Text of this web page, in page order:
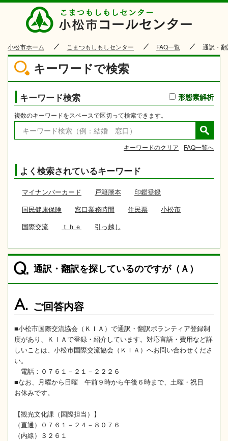
小松市ホーム こまつもしもしセンター FAQ一覧 通訳・
キーワードで検索
キーワード検索 形態素解析
複数のキーワードをスペースで区切って検索できます。
キーワードのクリア FAQ一覧へ
よく検索されているキーワード
マイナンバーカード 戸籍謄本
印鑑登録
国民健康保険
窓口業務時間 住民票
小松市
国際交流
ｔｈｅ 引っ越し
Q. 通訳・翻訳を探しているのですが（Ａ）
A. ご回答内容
■小松市国際交流協会（ＫＩＡ）で通訳・翻訳ボランティア登録制
度があり、ＫＩＡで登録・紹介しています。対応言語・費用など詳
しいことは、小松市国際交流協会（ＫＩＡ）へお問い合わせくださ
い。
電話：０７６１－２１－２２２６
■なお、月曜から日曜 午前９時から午後６時まで、土曜・祝日
お休みです。
【観光文化課（国際担当）】
（直通）０７６１－２４－８０７６
（内線）３２６１